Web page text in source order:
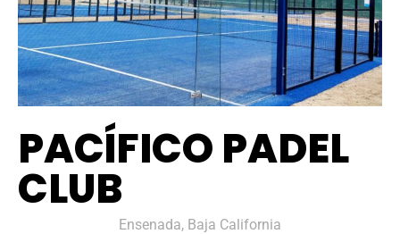
PACÍFICO PADEL
CLUB
Ensenada, Baja California